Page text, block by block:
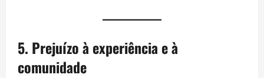
5. Prejuízo à experiência e à
comunidade